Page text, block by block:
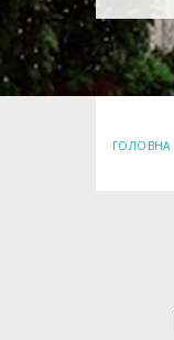
ГОЛОВНА